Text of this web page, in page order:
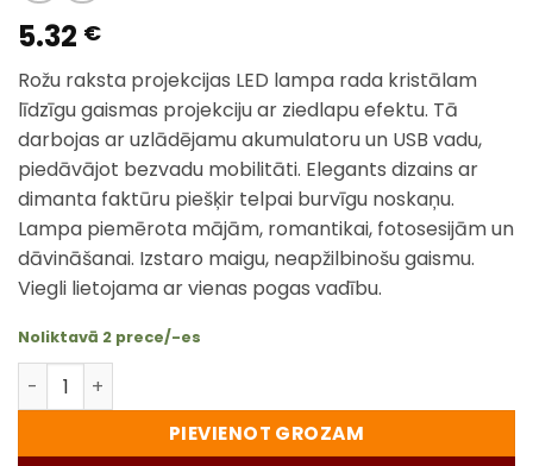
5.32 €
Rožu raksta projekcijas LED lampa rada kristālam
līdzīgu gaismas projekciju ar ziedlapu efektu. Tā
darbojas ar uzlādējamu akumulatoru un USB vadu,
piedāvājot bezvadu mobilitāti. Elegants dizains ar
dimanta faktūru piešķir telpai burvīgu noskaņu.
Lampa piemērota mājām, romantikai, fotosesijām un
dāvināšanai. Izstaro maigu, neapžilbinošu gaismu.
Viegli lietojama ar vienas pogas vadību.
Noliktavā 2 prece/-es
Rožu raksta projekcijas LED lampa – eleganta gaisma
PIEVIENOT GROZAM